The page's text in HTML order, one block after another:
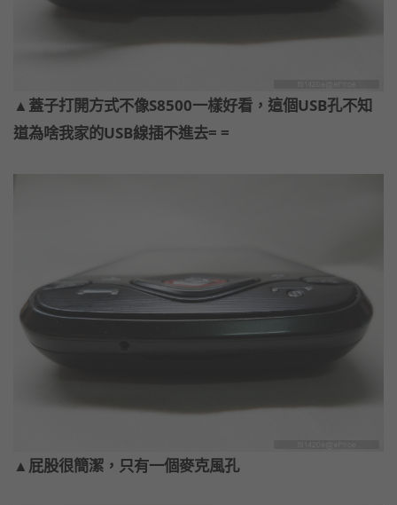
▲蓋子打開方式不像S8500一樣好看，這個USB孔不知
道為啥我家的USB線插不進去= =
▲屁股很簡潔，只有一個麥克風孔